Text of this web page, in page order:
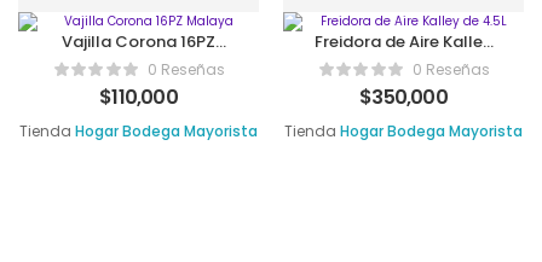
Vajilla Corona 16PZ
Malaya0 Reseñas
$110,000
Tienda Hogar Bodega Mayorista
Freidora de Aire Kalley
de 4.5L0 Reseñas
$350,000
Tienda Hogar Bodega Mayorista